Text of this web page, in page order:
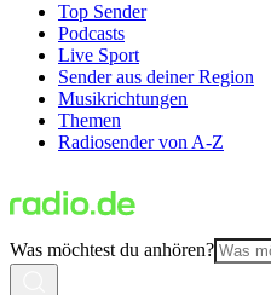
Top Sender
Podcasts
Live Sport
Sender aus deiner Region
Musikrichtungen
Themen
Radiosender von A-Z
Was möchtest du anhören?